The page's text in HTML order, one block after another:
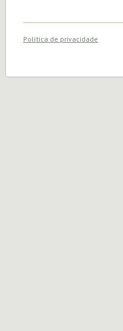
Política de privacidade